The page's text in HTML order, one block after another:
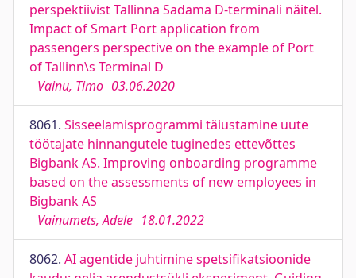
perspektiivist Tallinna Sadama D-terminali näitel.
Impact of Smart Port application from
passengers perspective on the example of Port
of Tallinn\s Terminal D
Vainu, Timo 03.06.2020
8061. Sisseelamisprogrammi täiustamine uute
töötajate hinnangutele tuginedes ettevõttes
Bigbank AS. Improving onboarding programme
based on the assessments of new employees in
Bigbank AS
Vainumets, Adele 18.01.2022
8062. AI agentide juhtimine spetsifikatsioonide